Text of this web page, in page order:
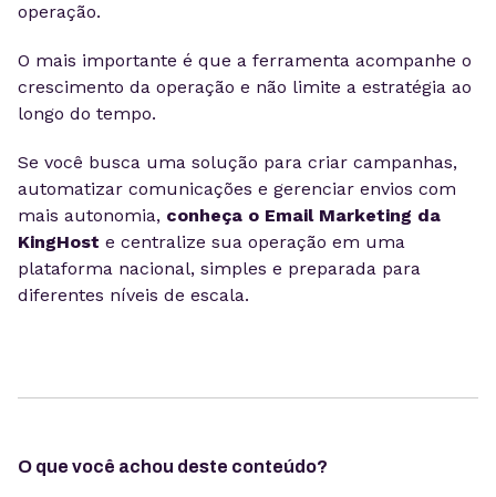
operação.
O mais importante é que a ferramenta acompanhe o
crescimento da operação e não limite a estratégia ao
longo do tempo.
Se você busca uma solução para criar campanhas,
automatizar comunicações e gerenciar envios com
mais autonomia, conheça o Email Marketing da
KingHost e centralize sua operação em uma
plataforma nacional, simples e preparada para
diferentes níveis de escala.
O que você achou deste conteúdo?